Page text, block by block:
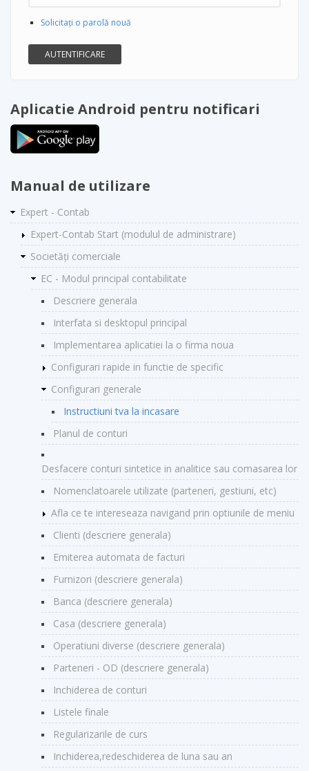
Solicitaţi o parolă nouă
Aplicatie Android pentru notificari
Manual de utilizare
Expert - Contab
Expert-Contab Start (modulul de administrare)
Societăți comerciale
EC - Modul principal contabilitate
Descriere generala
Interfata si desktopul principal
Implementarea aplicatiei la o firma noua
Configurari rapide in functie de specific
Configurari generale
Instructiuni tva la incasare
Planul de conturi
Desfacere conturi sintetice in analitice sau comasarea lor
Nomenclatoarele utilizate (parteneri, gestiuni, etc)
Afla ce te intereseaza navigand prin optiunile de meniu
Clienti (descriere generala)
Emiterea automata de facturi
Furnizori (descriere generala)
Banca (descriere generala)
Casa (descriere generala)
Operatiuni diverse (descriere generala)
Parteneri - OD (descriere generala)
Inchiderea de conturi
Listele finale
Regularizarile de curs
Inchiderea,redeschiderea de luna sau an